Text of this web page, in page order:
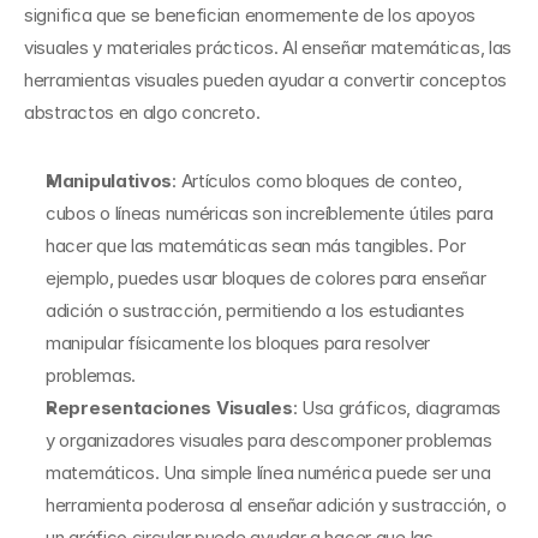
significa que se benefician enormemente de los apoyos
visuales y materiales prácticos. Al enseñar matemáticas, las
herramientas visuales pueden ayudar a convertir conceptos
abstractos en algo concreto.
Manipulativos: Artículos como bloques de conteo,
cubos o líneas numéricas son increíblemente útiles para
hacer que las matemáticas sean más tangibles. Por
ejemplo, puedes usar bloques de colores para enseñar
adición o sustracción, permitiendo a los estudiantes
manipular físicamente los bloques para resolver
problemas.
Representaciones Visuales: Usa gráficos, diagramas
y organizadores visuales para descomponer problemas
matemáticos. Una simple línea numérica puede ser una
herramienta poderosa al enseñar adición y sustracción, o